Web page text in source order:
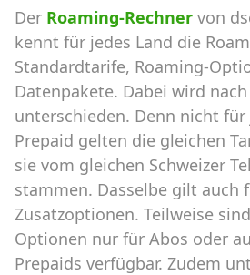
Der Roaming-Rechner von
kennt für jedes Land die
Standardtarife, Roaming-
Datenpakete. Dabei wird
unterschieden. Denn nicht
Prepaid gelten die gleichen
sie vom gleichen Schweizer
stammen. Dasselbe gilt auch
Zusatzoptionen. Teilweise
Optionen nur für Abos oder
Prepaids verfügbar. Zudem